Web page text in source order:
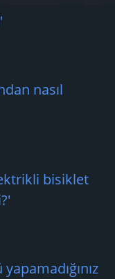
nasıl
bisiklet